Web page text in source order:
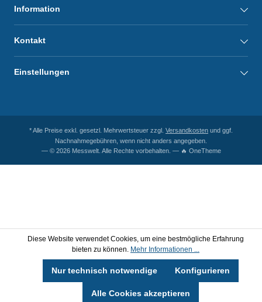
Information
Kontakt
Einstellungen
* Alle Preise exkl. gesetzl. Mehrwertsteuer zzgl. Versandkosten und ggf.
Nachnahmegebühren, wenn nicht anders angegeben.
— © 2026 Messwelt. Alle Rechte vorbehalten. — 🔥 OneTheme
Diese Website verwendet Cookies, um eine bestmögliche Erfahrung
bieten zu können. Mehr Informationen ...
Nur technisch notwendige Konfigurieren
Alle Cookies akzeptieren